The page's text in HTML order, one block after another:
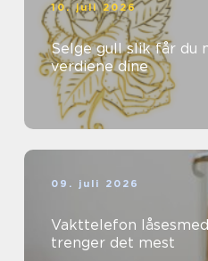
10. juli 2026
Selge gull slik får du mest igjen for
verdiene dine
09. juli 2026
Vakttelefon låsesmed trygghet når du
trenger det mest